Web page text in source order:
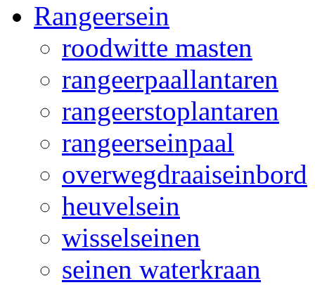
Rangeersein
roodwitte masten
rangeerpaallantaren
rangeerstoplantaren
rangeerseinpaal
overwegdraaiseinbord
heuvelsein
wisselseinen
seinen waterkraan